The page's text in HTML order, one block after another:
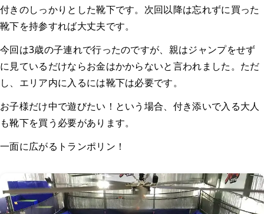
付きのしっかりとした靴下です。次回以降は忘れずに買った
靴下を持参すれば大丈夫です。
今回は3歳の子連れで行ったのですが、親はジャンプをせず
に見ているだけならお金はかからないと言われました。ただ
し、エリア内に入るには靴下は必要です。
お子様だけ中で遊びたい！という場合、付き添いで入る大人
も靴下を買う必要があります。
一面に広がるトランポリン！